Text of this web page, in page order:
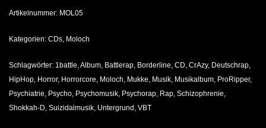
Artikelnummer: MOL05
Kategorien: CDs Moloch
Schlagwörter: 1battle Album Battlerap Borderline CD CrAzy, Deutschrap
HipHop Horror, Horrorcore Moloch Mukke Musik Musikalbum ProRipper,
Psychiatrie Psycho Psychomusik Psychorap Rap Schizophrenie
Shokkah-D Suizidalmusik Untergrund VBT